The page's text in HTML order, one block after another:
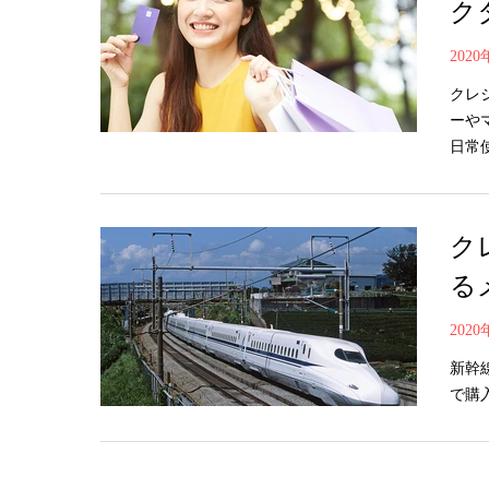
ク
2020
クレ
ーや
日常
ク
る
2020
新幹
で購